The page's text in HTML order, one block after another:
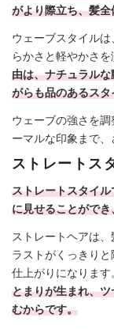
がより際立ち、髪
ウェーブスタイル
らかさと軽やかさを
由は、ナチュラル
がらも品のあるス
ウェーブの強さを
ーマルな印象まで、
ストレートス
ストレートスタイ
に見せることがで
ストレートヘアは
ラストがくっきり
仕上がりになります
とまりが生まれ、
むからです。